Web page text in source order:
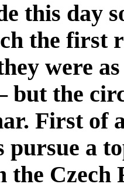
this day
the first
were
but the
First of
pursue a
the Czech